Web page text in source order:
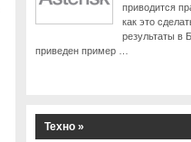
приводится
как это
результаты в
приведен пример …
Техно »